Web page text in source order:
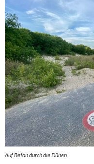
Auf Beton durch die Dünen